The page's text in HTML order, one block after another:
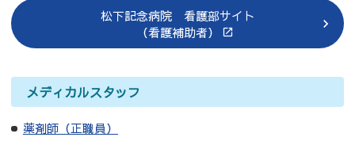
松下記念病院 看護部サイト
（看護補助者）
メディカルスタッフ
薬剤師（正職員）